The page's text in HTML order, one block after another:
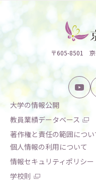
〒605-8501 京
大学の情報公開
教員業績データベース
著作権と責任の範囲につい
個人情報の利用について
情報セキュリティポリシー
学校則